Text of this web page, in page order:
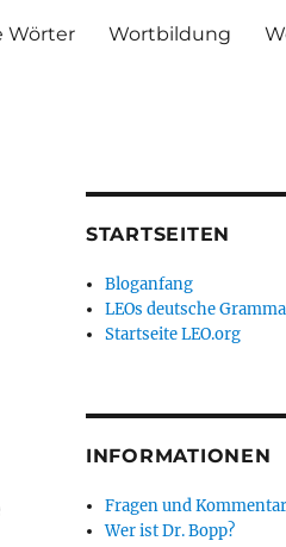
Wörter Wortbildung
STARTSEITEN
Bloganfang
LEOs deutsche
Startseite LEO.org
INFORMATIONEN
Fragen und
Wer ist Dr. Bopp?